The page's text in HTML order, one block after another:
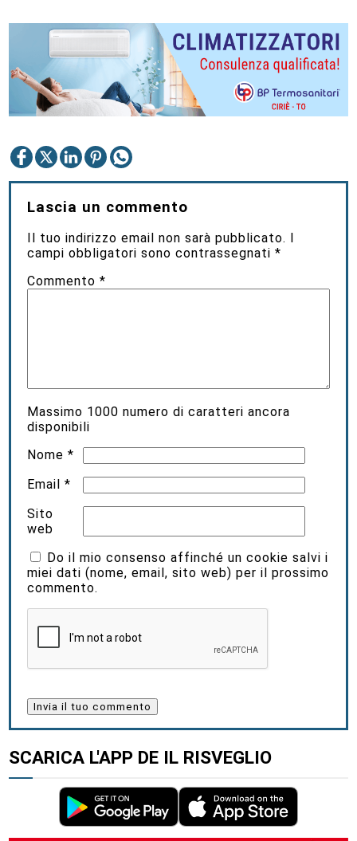
Lascia un commento
Il tuo indirizzo email non sarà pubblicato.
campi obbligatori sono contrassegnati*
Commento*
Massimo 1000 numero di caratteri ancora
disponibili
Nome*
Email*
Sito
web
Do il mio consenso affinché un cookie salvi i
miei dati (nome, email, sito web) per il prossimo
commento.
SCARICA L'APP DE IL RISVEGLIO